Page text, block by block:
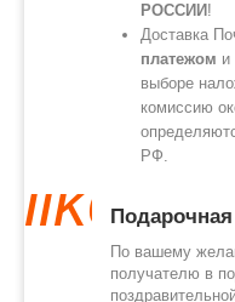
РОССИИ !
Доставка
платежом и
выборе
комиссию
РФ.
like
По вашему
получателю в